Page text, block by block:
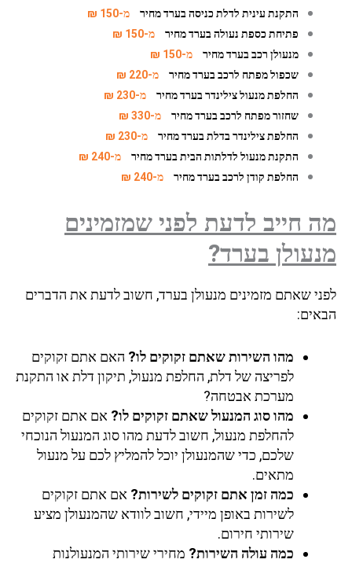
התקנת עינית לדלת כניסה בערד מחיר
מ-150 ₪
פתיחת כספת נעולה בערד מחיר
מ-150 ₪
מנעולן רכב בערד מחיר
מ-150 ₪
שכפול מפתח לרכב בערד מחיר
מ-220 ₪
החלפת מנעול צילינדר בערד מחיר
מ-230 ₪
שחזור מפתח לרכב בערד מחיר
מ-330 ₪
החלפת צילינדר בדלת בערד מחיר
מ-230 ₪
התקנת מנעול לדלתות הבית בערד מחיר
מ-240 ₪
החלפת קודן לרכב בערד מחיר
מ-240 ₪
מה חייב לדעת לפני שמזמינים
מנעולן בערד?
לפני שאתם מזמינים מנעולן בערד, חשוב לדעת את הדברים
הבאים:
מהו השירות שאתם זקוקים לו? האם אתם זקוקים
לפריצה של דלת, החלפת מנעול, תיקון דלת או התקנת
מערכת אבטחה?
מהו סוג המנעול שאתם זקוקים לו? אם אתם זקוקים
להחלפת מנעול, חשוב לדעת מהו סוג המנעול הנוכחי
שלכם, כדי שהמנעולן יוכל להמליץ לכם על מנעול
מתאים.
כמה זמן אתם זקוקים לשירות? אם אתם זקוקים
לשירות באופן מיידי, חשוב לוודא שהמנעולן מציע
שירותי חירום.
כמה עולה השירות? מחירי שירותי המנעולנות